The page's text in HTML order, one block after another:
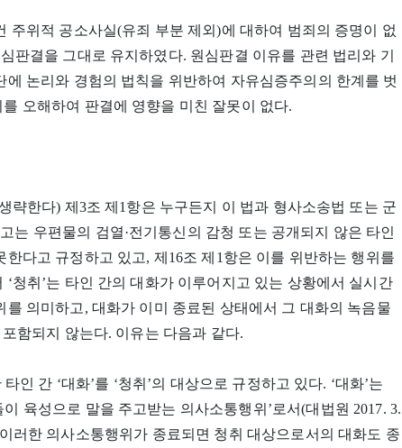
주위적 공소사실(유죄 부분 제외)에 대하여 범죄의 증명이 없
판결을 그대로 유지하였다. 원심판결 이유를 관련 법리와 기
에 논리와 경험의 법칙을 위반하여 자유심증주의의 한계를 벗
오해하여 판결에 영향을 미친 잘못이 없다.
략한다) 제3조 제1항은 누구든지 이 법과 형사소송법 또는 군
는 우편물의 검열·전기통신의 감청 또는 공개되지 않은 타인
다고 규정하고 있고, 제16조 제1항은 이를 위반하는 행위를
청취’는 타인 간의 대화가 이루어지고 있는 상황에서 실시간
를 의미하고, 대화가 이미 종료된 상태에서 그 대화의 녹음물
함되지 않는다. 이유는 다음과 같다.
인 간 ‘대화’를 ‘청취’의 대상으로 규정하고 있다. ‘대화’는
육성으로 말을 주고받는 의사소통행위’로서(대법원 2017. 3.
러한 의사소통행위가 종료되면 청취 대상으로서의 대화도 종